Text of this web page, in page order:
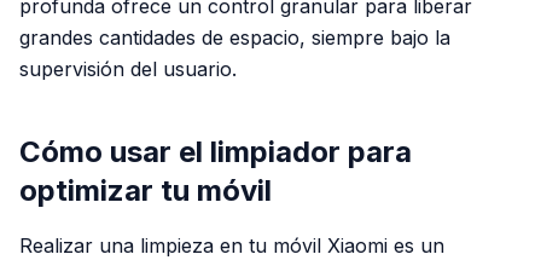
profunda ofrece un control granular para liberar
grandes cantidades de espacio, siempre bajo la
supervisión del usuario.
Cómo usar el limpiador para
optimizar tu móvil
Realizar una limpieza en tu móvil Xiaomi es un